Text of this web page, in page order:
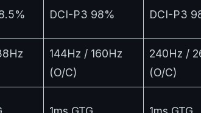
DCI-P3 98% DCI-P3
144Hz / 160Hz
(O/C)
240Hz /
(O/C)